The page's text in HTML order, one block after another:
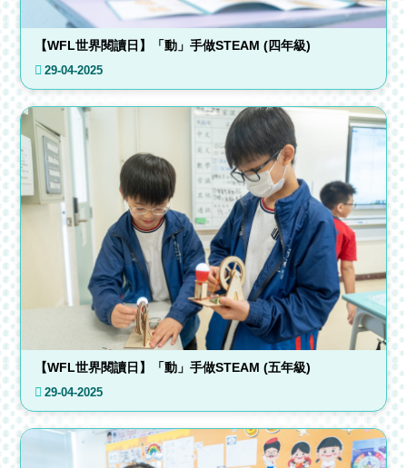
【WFL世界閱讀日】「動」手做STEAM (四年級)
29-04-2025
【WFL世界閱讀日】「動」手做STEAM (五年級)
29-04-2025